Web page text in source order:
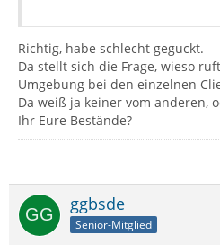
Richtig, habe schlecht geguckt.
Da stellt sich die Frage, wieso
Umgebung bei den einzelnen
Da weiß ja keiner vom anderen,
Ihr Eure Bestände?
ggbsde
Senior-Mitglied